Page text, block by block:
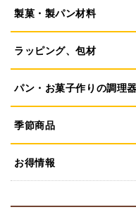
製菓・製パン材料
ラッピング、包材
パン・お菓子作りの調理
季節商品
お得情報